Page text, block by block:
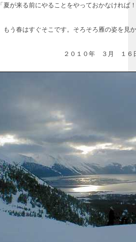
「夏が来る前にやることをやっておかなければ
もう春はすぐそこです。そろそろ雁の姿を見
２０１０年 ３月 １６